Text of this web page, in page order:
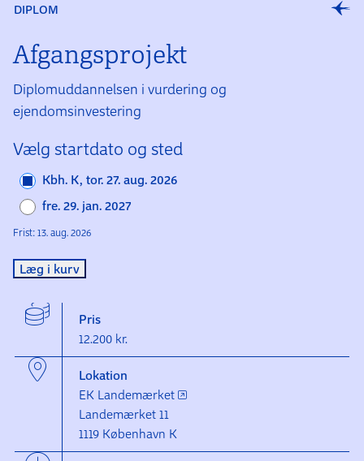
DIPLOM
Afgangs­projekt
Diplomuddannelsen i vurdering og
ejendomsinvestering
Vælg startdato og sted
Kbh. K, tor. 27. aug. 2026
fre. 29. jan. 2027
Frist: 13. aug. 2026
Læg i kurv
Pris
12.200 kr.
Lokation
EK Landemærket
Landemærket 11
1119 København K